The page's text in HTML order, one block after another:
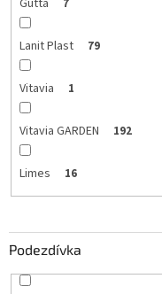
7
Lanit Plast 79
Vitavia 1
Vitavia GARDEN 192
Limes 16
Podezdívka